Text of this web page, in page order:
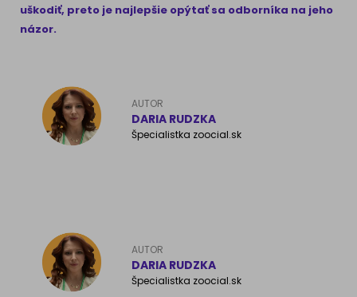
uškodiť, preto je najlepšie opýtať sa odborníka na jeho
názor.
AUTOR
DARIA RUDZKA
Špecialistka zoocial.sk
AUTOR
DARIA RUDZKA
Špecialistka zoocial.sk